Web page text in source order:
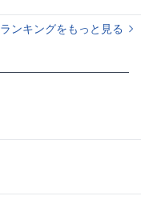
ンキングをもっと見る